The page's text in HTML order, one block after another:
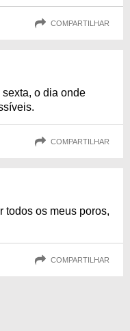
COMPARTILHAR
o dia onde
COMPARTILHAR
todos os meus poros,
COMPARTILHAR